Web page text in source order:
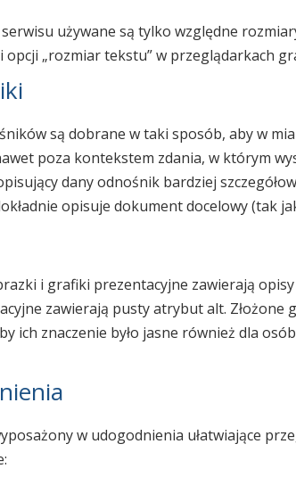
używane są tylko względne
opcji „rozmiar tekstu” w przeglądarkach
są dobrane w taki sposób, aby w
poza kontekstem zdania, w którym
dany odnośnik bardziej
opisuje dokument docelowy (tak
i grafiki prezentacyjne zawierają
zawierają pusty atrybut alt. Złożone
ich znaczenie było jasne również dla
w udogodnienia ułatwiające